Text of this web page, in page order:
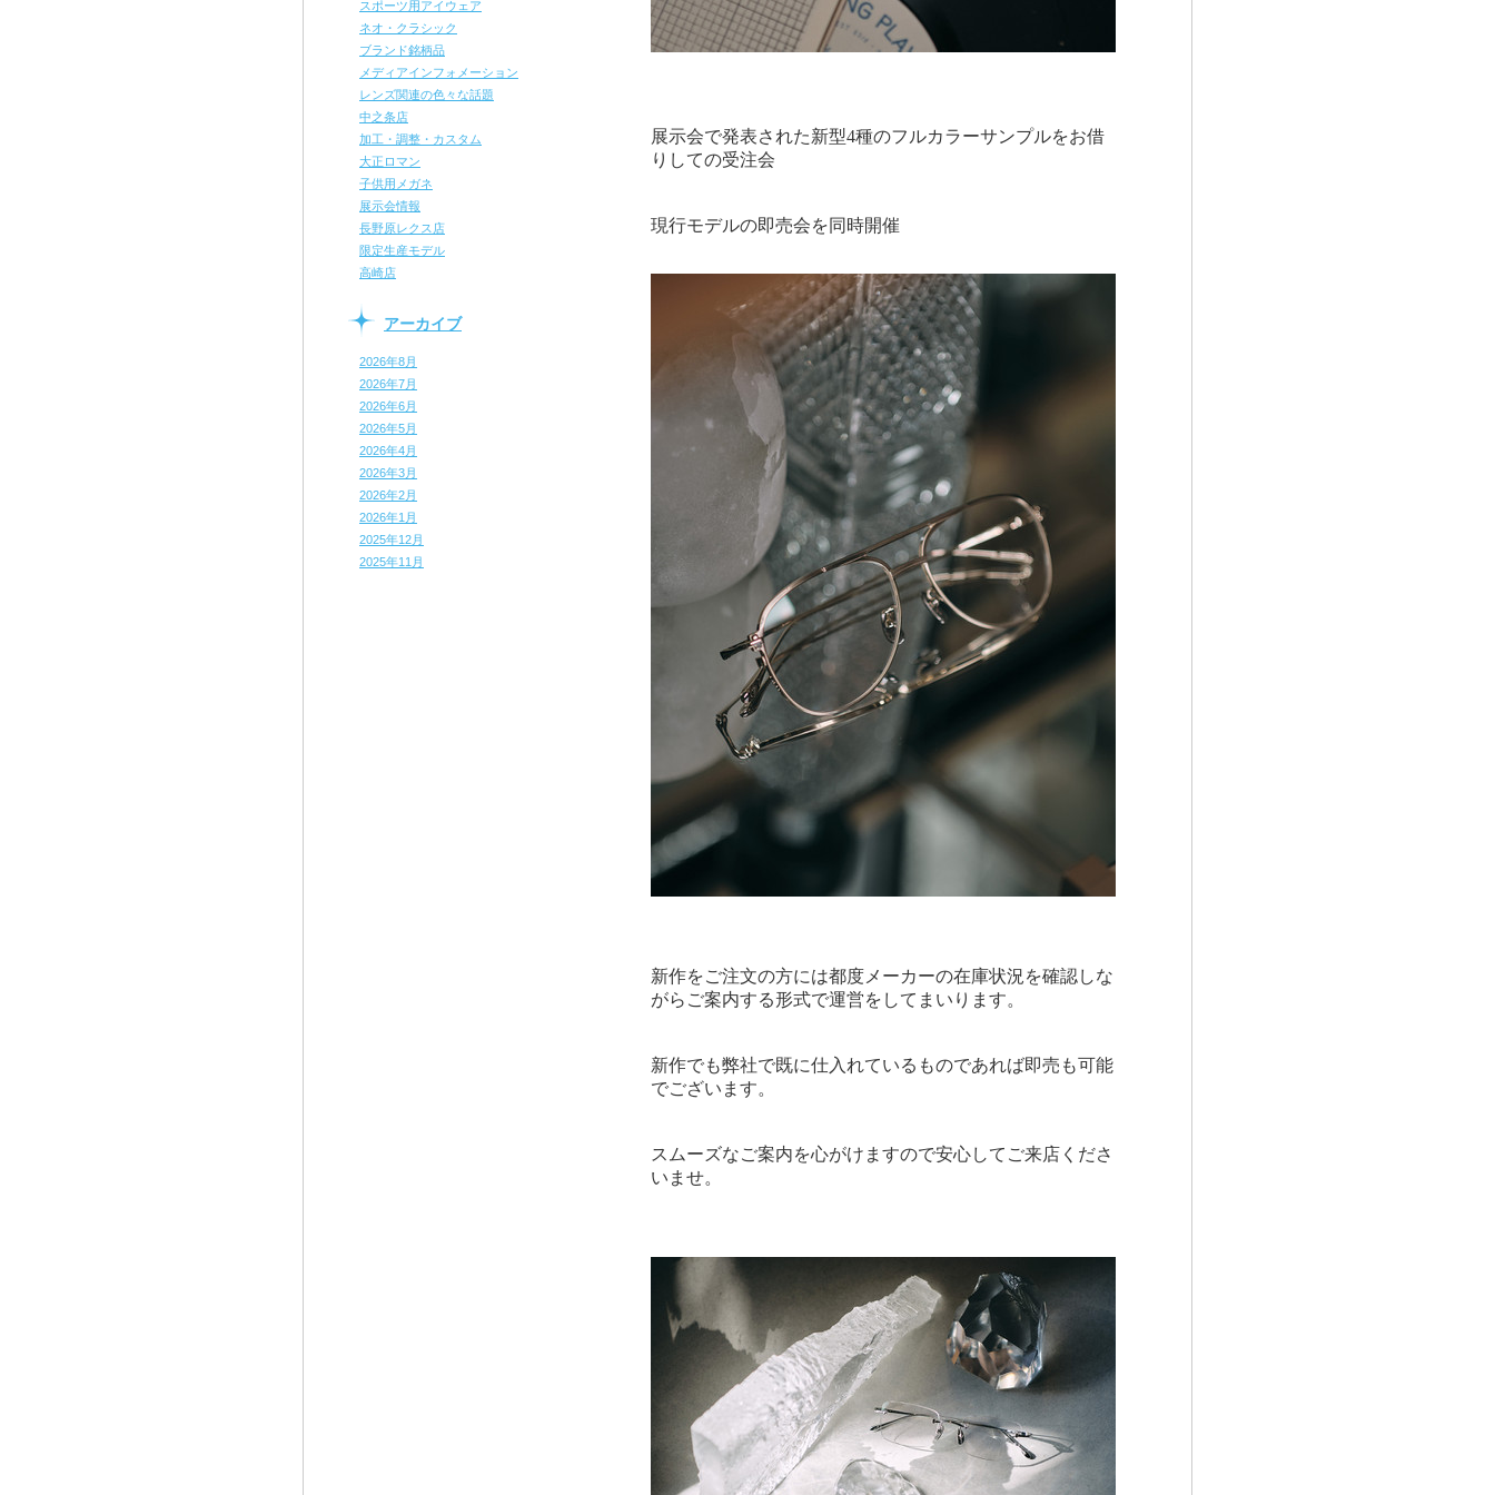
スポーツ用アイウェア
ネオ・クラシック
ブランド銘柄品
メディアインフォメーション
レンズ関連の色々な話題
中之条店
加工・調整・カスタム
大正ロマン
子供用メガネ
展示会情報
長野原レクス店
限定生産モデル
高崎店
アーカイブ
2026年8月
2026年7月
2026年6月
2026年5月
2026年4月
2026年3月
2026年2月
2026年1月
2025年12月
2025年11月
展示会で発表された新型4種のフルカラーサンプルをお借
りしての受注会
現行モデルの即売会を同時開催
新作をご注文の方には都度メーカーの在庫状況を確認しな
がらご案内する形式で運営をしてまいります。
新作でも弊社で既に仕入れているものであれば即売も可能
でございます。
スムーズなご案内を心がけますので安心してご来店くださ
いませ。